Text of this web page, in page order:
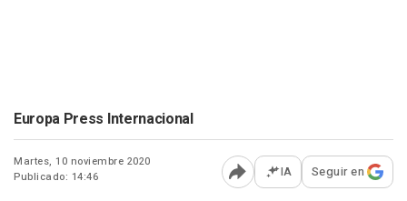
Europa Press Internacional
Martes, 10 noviembre 2020
Publicado: 14:46
Abrir opciones para
IA Seguir en